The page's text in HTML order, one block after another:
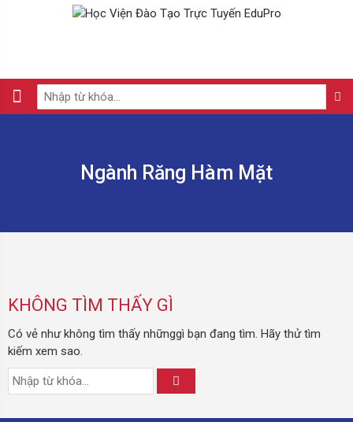
Ngành Răng Hàm Mặt
KHÔNG TÌM THẤY GÌ
Có vẻ như không tìm thấy nhữnggì bạn đang tìm. Hãy thử tìm
kiếm xem sao.